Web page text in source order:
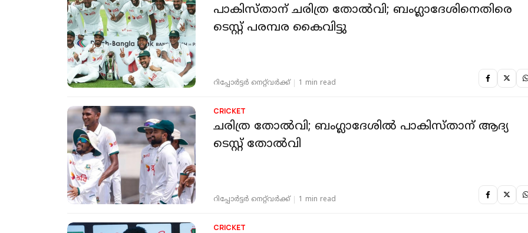
പാകിസ്താന് ചരിത്ര തോൽവി; ബംഗ്ലാദേശിനെതിരെ
ടെസ്റ്റ് പരമ്പര കൈവിട്ടു
റിപ്പോർട്ടർ നെറ്റ്‌വര്‍ക്ക്‌ 1 min read
CRICKET
ചരിത്ര തോൽവി; ബംഗ്ലാദേശിൽ പാകിസ്താന് ആദ്യ
ടെസ്റ്റ് തോൽവി
റിപ്പോർട്ടർ നെറ്റ്‌വര്‍ക്ക്‌ 1 min read
CRICKET